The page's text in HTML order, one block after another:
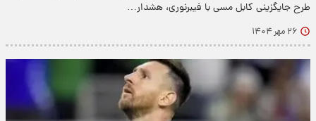
طرح جایگزینی کابل مسی با فیبرنوری، هشدار…
۲۶ مهر ۱۴۰۴